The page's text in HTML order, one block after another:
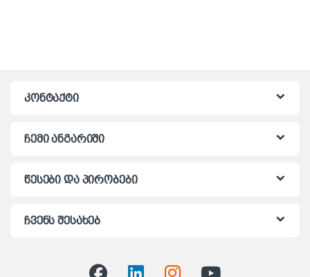
კონტაქტი
ჩემი ანგარიში
წესები და პირობები
ჩვენს შესახებ